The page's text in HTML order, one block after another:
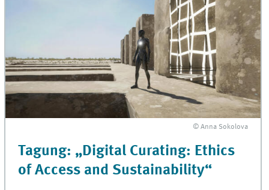
© Anna Sokolova
Tagung: „Digital Curating: Ethics
of Access and Sustainability“